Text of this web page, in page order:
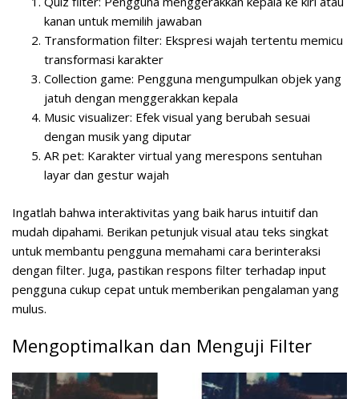
kanan untuk memilih jawaban
Transformation filter: Ekspresi wajah tertentu memicu
transformasi karakter
Collection game: Pengguna mengumpulkan objek yang
jatuh dengan menggerakkan kepala
Music visualizer: Efek visual yang berubah sesuai
dengan musik yang diputar
AR pet: Karakter virtual yang merespons sentuhan
layar dan gestur wajah
Ingatlah bahwa interaktivitas yang baik harus intuitif dan
mudah dipahami. Berikan petunjuk visual atau teks singkat
untuk membantu pengguna memahami cara berinteraksi
dengan filter. Juga, pastikan respons filter terhadap input
pengguna cukup cepat untuk memberikan pengalaman yang
mulus.
Mengoptimalkan dan Menguji Filter